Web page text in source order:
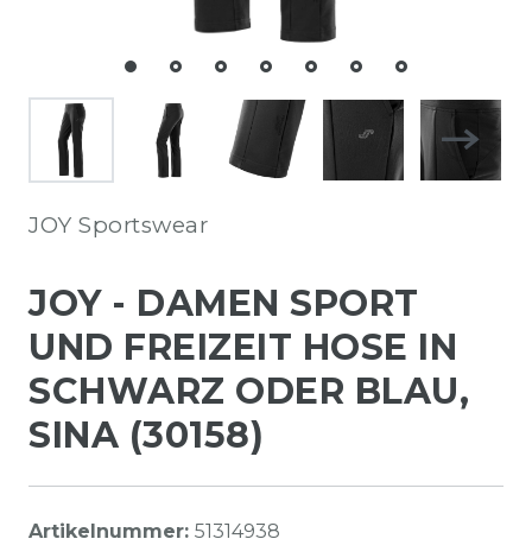
JOY Sportswear
JOY - DAMEN SPORT
UND FREIZEIT HOSE IN
SCHWARZ ODER BLAU,
SINA (30158)
Artikelnummer: 51314938